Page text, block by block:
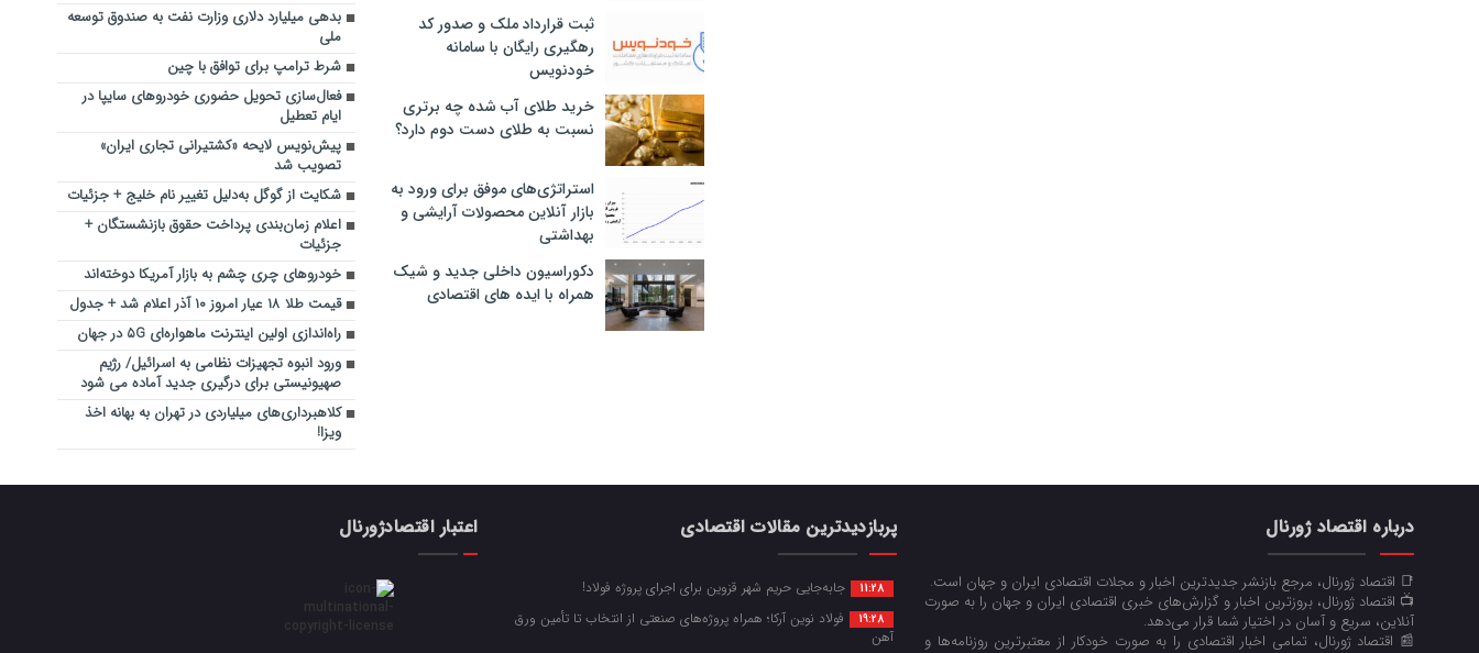
ثبت قرارداد ملک و صدور کد
رهگیری رایگان با سامانه
خودنویس
خرید طلای آب شده چه برتری
نسبت به طلای دست دوم دارد؟
استراتژی‌های موفق برای ورود به
بازار آنلاین محصولات آرایشی و
بهداشتی
دکوراسیون داخلی جدید و شیک
همراه با ایده های اقتصادی
بدهی میلیارد دلاری وزارت نفت به صندوق توسعه
ملی
شرط ترامپ برای توافق با چین
فعال‌سازی تحویل حضوری خودروهای سایپا در
ایام تعطیل
پیش‌نویس لایحه «کشتیرانی تجاری ایران»
تصویب شد
شکایت از گوگل به‌دلیل تغییر نام خلیج + جزئیات
اعلام زمان‌بندی پرداخت حقوق بازنشستگان +
جزئیات
خودروهای چری چشم به بازار آمریکا دوخته‌اند
قیمت طلا ۱۸ عیار امروز ۱۰ آذر اعلام شد + جدول
راه‌اندازی اولین اینترنت ماهواره‌ای ۵G در جهان
ورود انبوه تجهیزات نظامی به اسرائیل/ رژیم
صهیونیستی برای درگیری جدید آماده می شود
کلاهبرداری‌های میلیاردی در تهران به بهانه اخذ
ویزا!
درباره اقتصاد ژورنال
📑 اقتصاد ژورنال، مرجع بازنشر جدیدترین اخبار و مجلات اقتصادی ایران و جهان است.
📺 اقتصاد ژورنال، بروزترین اخبار و گزارش‌های خبری اقتصادی ایران و جهان را به صورت
آنلاین، سریع و آسان در اختیار شما قرار می‌‌دهد.
📰 اقتصاد ژورنال، تمامی اخبار اقتصادی را به صورت خودکار از معتبرترین روزنامه‌ها و
پربازدیدترین مقالات اقتصادی
11:28 جابه‌جایی حریم شهر قزوین برای اجرای پروژه فولاد!
19:28
فولاد نوین آرکا؛ همراه پروژه‌های صنعتی از انتخاب تا تأمین ورق
آهن
اعتبار اقتصادژورنال